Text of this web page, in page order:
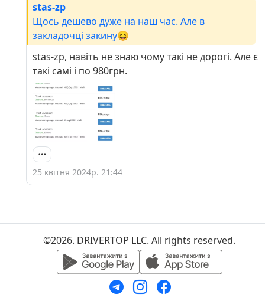
stas-zp
Щось дешево дуже на наш час. Але в
закладочці закину😆
stas-zp, навіть не знаю чому такі не дорогі. Але є
такі самі і по 980грн.
25 квітня 2024р. 21:44
©2026. DRIVERTOP LLC. All rights reserved.